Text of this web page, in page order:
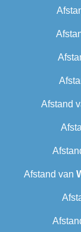
Afstand
Afstand van